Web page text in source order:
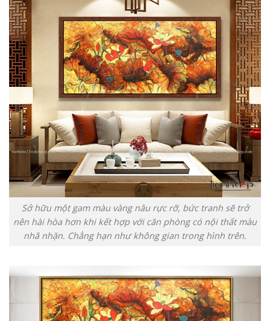
Sở hữu một gam màu vàng nâu rực rỡ, bức tranh sẽ trở
nên hài hòa hơn khi kết hợp với căn phòng có nội thất màu
nhã nhặn. Chẳng hạn như không gian trong hình trên.